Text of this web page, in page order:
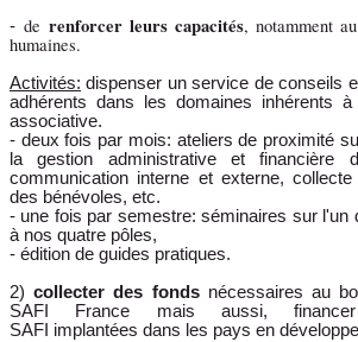
- derenforcer leurs capacités, notamment
humaines.
Activités: dispenser un service de conseils
adhérents dans les domaines inhérents
associative.
- deux fois par mois: ateliers de proximité
la gestion administrative et financière
communication interne et externe,
des bénévoles, etc.
- une fois par semestre: séminaires sur l'un
à nos quatre pôles,
- édition de guides pratiques.
2)collecter des fonds nécessaires au
SAFI France mais aussi,
SAFI implantées dans les pays en